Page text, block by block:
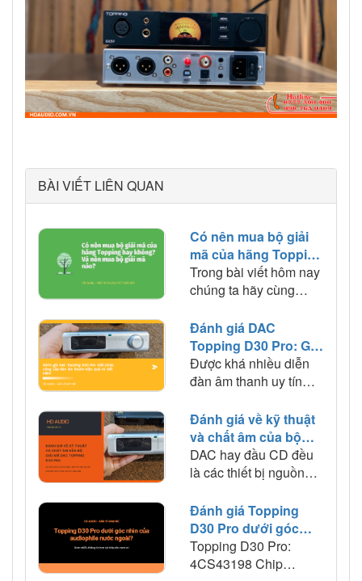
BÀI VIẾT LIÊN QUAN
Có nên mua bộ giải
mã của hãng Topping
hay không? Và nên
mua bộ giải mã nào?
Trong bài viết hôm nay
chúng ta hãy cùng
Topping và bộ giải mã
DAC cao cấp nhất của
hãng này nhé.
Đánh giá DAC
Topping D30 Pro: Giải
pháp nâng cấp dàn
âm thanh hiệu quả và
Được khá nhiều diễn
đàn âm thanh uy tín
cao, liệu rằng DAC
Topping D30 Pro có
thực sự tốt hay không?
HD Audio sẽ giúp bạn
nhé.
Đánh giá về kỹ thuật
và chất âm của bộ
giải mã DAC Topping
D30 Pro
DAC hay đầu CD đều
là các thiết bị nguồn
hiệu âm thanh theo tiêu
chuẩn tốt nhất. Một
mẫu DAC chất lượng
chuẩn đòi hỏi phải đáp
Đánh giá Topping
D30 Pro dưới góc
nhìn của audiophile
nước ngoài?
Topping D30 Pro:
4CS43198 Chip